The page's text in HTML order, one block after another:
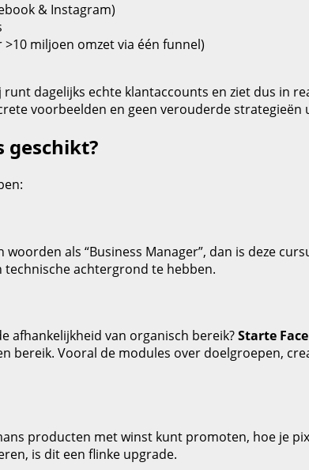
& Instagram)
miljoen omzet via één funnel)
dagelijks echte klantaccounts en ziet dus in
voorbeelden en geen verouderde strategieën
geschikt?
als “Business Manager”, dan is deze
technische achtergrond te hebben.
afhankelijkheid van organisch bereik?Starte
bereik. Vooral de modules over doelgroepen,
producten met winst kunt promoten, hoe je
is dit een flinke upgrade.